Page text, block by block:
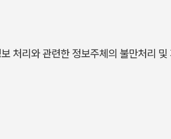
처리와 관련한 정보주체의 불만처리